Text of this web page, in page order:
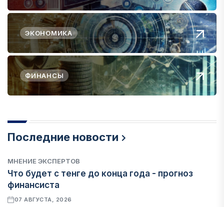
ЭКОНОМИКА
ФИНАНСЫ
Последние новости
МНЕНИЕ ЭКСПЕРТОВ
Что будет с тенге до конца года - прогноз
финансиста
07 АВГУСТА, 2026